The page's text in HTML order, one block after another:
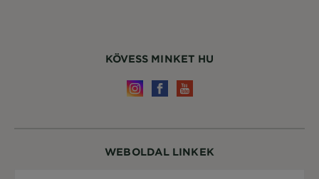
WEBOLDAL LINKEK
KÖVESS MINKET HU